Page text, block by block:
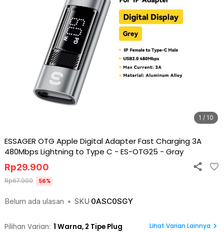
1 / 10
ESSAGER OTG Apple Digital Adapter Fast Charging 3A
480Mbps Lightning to Type C - ES-OTG25 - Gray
Belum ada ulasan • SKU 0ASC0SGY
Rp29.900
Rp67.900 56%
Pilihan Varian: 1 Warna, 2 Tipe Plug Lihat Varian Lainnya